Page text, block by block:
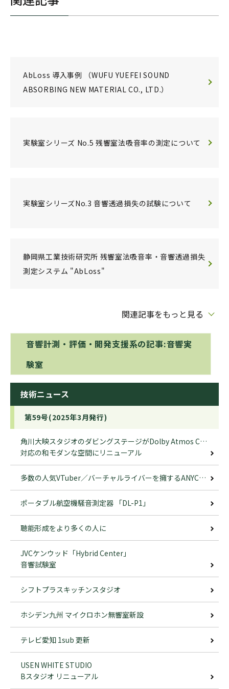
AbLoss 導入事例 （WUFU YUEFEI SOUND
ABSORBING NEW MATERIAL CO., LTD.）
実験室シリーズ No.5 残響室法吸音率の測定について
実験室シリーズNo.3 音響透過損失の試験について
静岡県工業技術研究所 残響室法吸音率・音響透過損失
測定システム "AbLoss"
関連記事をもっと見る
音響計測・評価・開発支援系の記事:音響実
験室
技術ニュース
第59号(2025年3月発行)
角川大映スタジオのダビングステージがDolby Atmos Cinema
対応の和モダンな空間にリニューアル
多数の人気VTuber／バーチャルライバーを擁するANYCOLORの新たな制作拠点
ポータブル航空機騒音測定器 「DL-P1」
聴能形成をより多くの人に
JVCケンウッド「Hybrid Center」
音響試験室
シフトプラスキッチンスタジオ
ホシデン九州 マイクロホン無響室新設
テレビ愛知 1sub 更新
USEN WHITE STUDIO
Bスタジオ リニューアル